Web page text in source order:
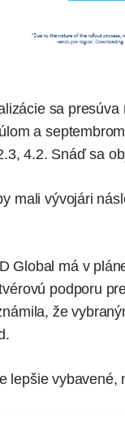
sa
a
4.2. Snáď sa
mali vývojári
Global má v
podporu
že
lepšie vybavené,